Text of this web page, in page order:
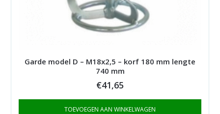
Garde model D – M18x2,5 – korf 180 mm lengte
740 mm
€41,65
TOEVOEGEN AAN WINKELWAGEN